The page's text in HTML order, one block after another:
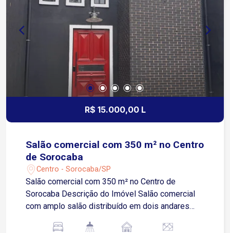
minutos da Avenida General Carneiro 6 minutos
da Avenida Barão de Tatuí 8 minutos das
Avenidas Dom Aguirre e São Paulo Ideal para
quem busca praticidade e visibilidade para o seu
R$ 15.000,00 L
Salão comercial com 350 m² no Centro
de Sorocaba
Centro - Sorocaba/SP
Salão comercial com 350 m² no Centro de
Sorocaba Descrição do Imóvel Salão comercial
com amplo salão distribuído em dois andares
ambientes, mezanino, lavabo e varanda Piso